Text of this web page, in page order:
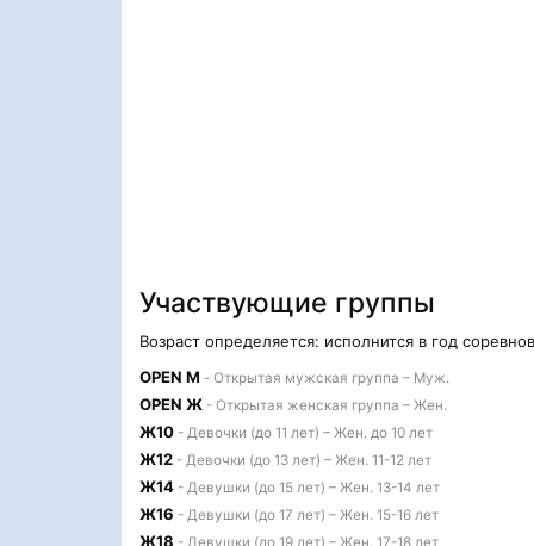
Участвующие группы
Возраст определяется: исполнится в год
OPEN M - Открытая мужская группа – Муж.
OPEN Ж - Открытая женская группа – Жен.
Ж10 - Девочки (до 11 лет) – Жен. до 10 лет
Ж12 - Девочки (до 13 лет) – Жен. 11-12 лет
Ж14 - Девушки (до 15 лет) – Жен. 13-14 лет
Ж16 - Девушки (до 17 лет) – Жен. 15-16 лет
Ж18 - Девушки (до 19 лет) – Жен. 17-18 лет